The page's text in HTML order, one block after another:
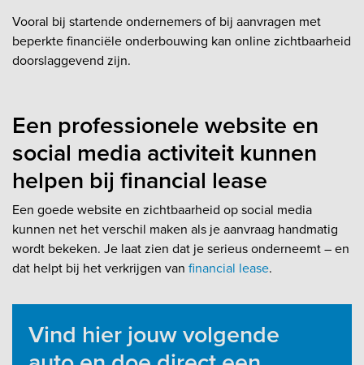
Vooral bij startende ondernemers of bij aanvragen met
beperkte financiële onderbouwing kan online zichtbaarheid
doorslaggevend zijn.
Een professionele website en
social media activiteit kunnen
helpen bij financial lease
Een goede website en zichtbaarheid op social media
kunnen net het verschil maken als je aanvraag handmatig
wordt bekeken. Je laat zien dat je serieus onderneemt – en
dat helpt bij het verkrijgen van financial lease.
Vind hier jouw volgende